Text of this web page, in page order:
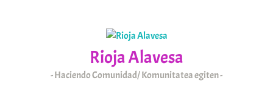
Rioja Alavesa
Haciendo Comunidad/ Komunitatea egiten